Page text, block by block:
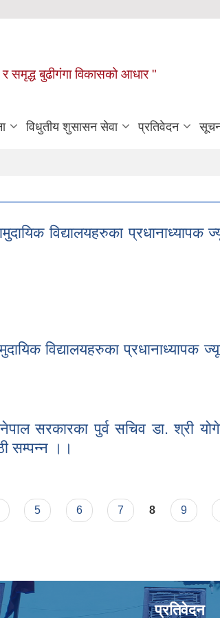
र समृद्ध बुढीगंगा विकासको आधार "
विधुतीय शुसासन सेवा प्रतिवेदन
विद्यालयहरुका
विद्यालयहरुका
सरकारका पुर्व सचिव डा. श्री
सम्पन्न ।।
5 6 7 8 9
प्रतिवेदन